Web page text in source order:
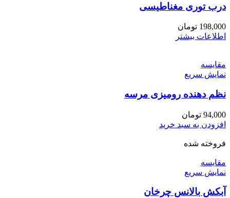
درب توری مغناطیسی
198,000 تومان
اطلاعات بیشتر
مقايسه
نمایش سریع
نظم دهنده رومیزی مرسه
94,000 تومان
افزودن به سبد خرید
فروخته شده
مقايسه
نمایش سریع
آبکش بالانس چرخان